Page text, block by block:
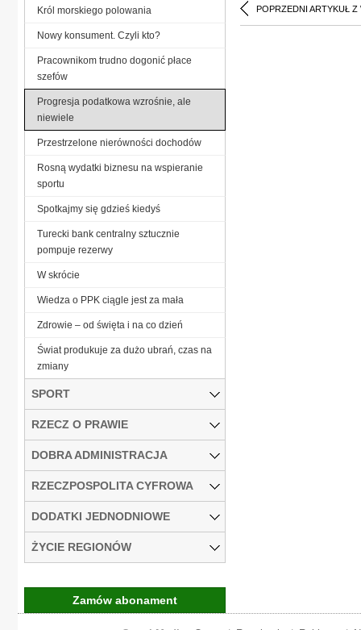
POPRZEDNI ARTYKUŁ Z
Król morskiego polowania
Nowy konsument. Czyli kto?
Pracownikom trudno dogonić płace
szefów
Progresja podatkowa wzrośnie, ale
niewiele
Przestrzelone nierówności dochodów
Rosną wydatki biznesu na wspieranie
sportu
Spotkajmy się gdzieś kiedyś
Turecki bank centralny sztucznie
pompuje rezerwy
W skrócie
Wiedza o PPK ciągle jest za mała
Zdrowie – od święta i na co dzień
Świat produkuje za dużo ubrań, czas na
zmiany
SPORT
RZECZ O PRAWIE
DOBRA ADMINISTRACJA
RZECZPOSPOLITA CYFROWA
DODATKI JEDNODNIOWE
ŻYCIE REGIONÓW
Zamów abonament